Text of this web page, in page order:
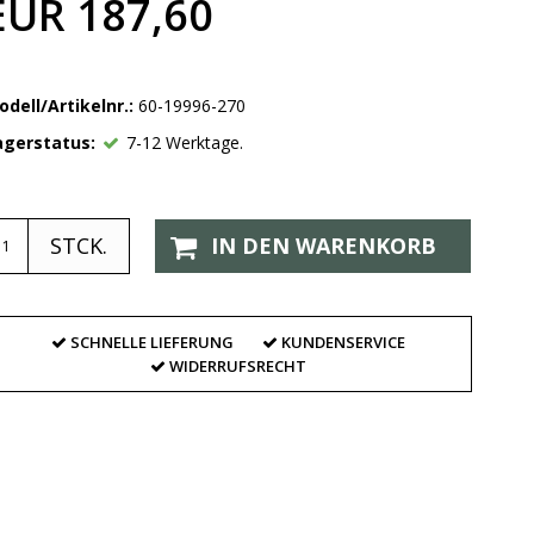
187,60
Artikelnr.: 60-19996-270
7-12 Werktage.
STCK. IN DEN WARENKORB
SCHNELLE LIEFERUNG
KUNDENSERVICE
WIDERRUFSRECHT